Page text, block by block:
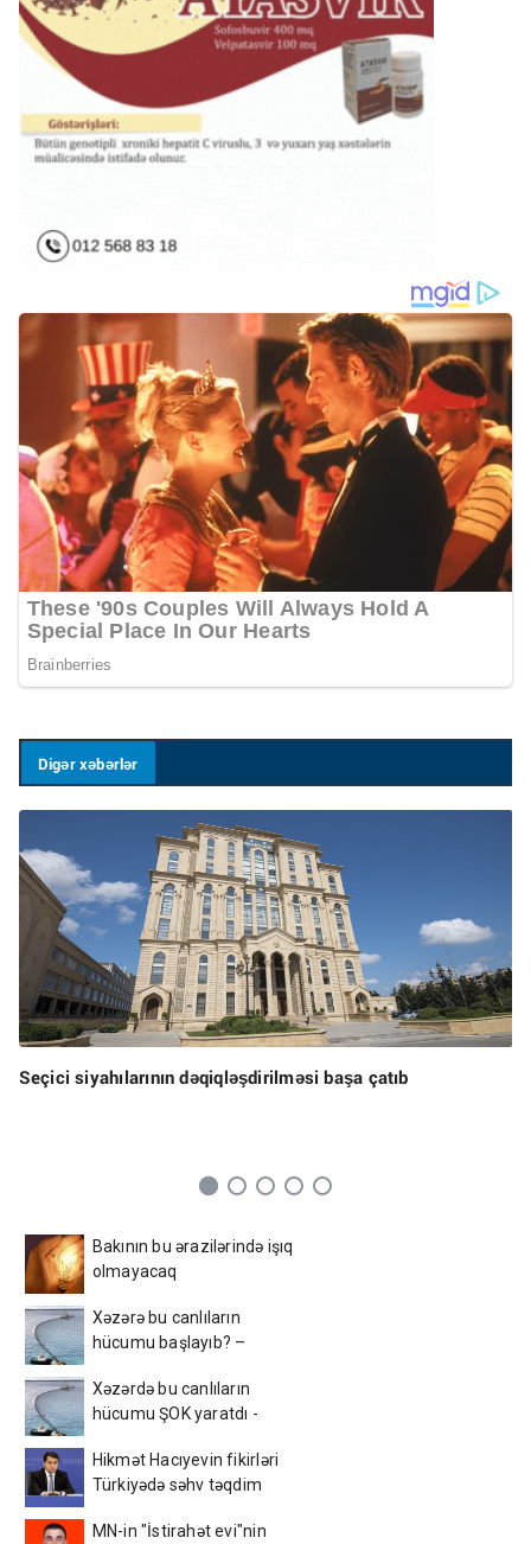
Digər xəbərlər
Seçici siyahılarının dəqiqləşdirilməsi başa çatıb
Bakının bu ərazilərində işıq
olmayacaq
Xəzərə bu canlıların
hücumu başlayıb? –
yaratdı / FOTO
Xəzərdə bu canlıların
hücumu ŞOK yaratdı -
Hikmət Hacıyevin fikirləri
Türkiyədə səhv təqdim
MN-in "İstirahət evi"nin